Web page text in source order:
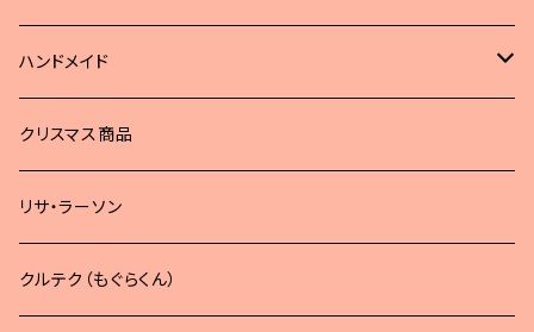
ハンドメイド
どうぶつブローチ
クリスマス商品
リサ・ラーソン
クルテク（もぐらくん）